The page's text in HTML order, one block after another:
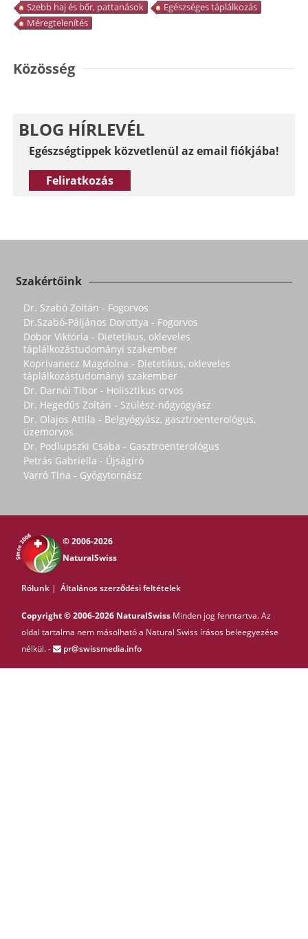
Szebb haj és bőr, pattanások
Egészséges táplálkozás
Méregtelenítés
Közösség
BLOG HÍRLEVÉL
Egészségtippek közvetlenül az email fiókjába!
Feliratkozás
Szakértőink
Dr. Szabó Zoltán - Fogorvos
Dr.Szabó-Páljános Dorottya - Fogorvos
Dobor Viktória - Dietetikus, okleveles
táplálkozástudományi szakember
Koprivanecz Magdolna - Dietetikus, okleveles
táplálkozástudományi szakember
Dr. Darnói Tibor - Holisztikus orvos
Dr. Hegedűs Zoltán - Szülész-nőgyógyász
Dr. Olajos Attila - Belgyógyász, gasztroenterológus,
üzemorvos
Dr. Podlupszki Csaba - Gasztroenterológus
Petrás Gabriella - Újságíró
Varró Tina - Gyógytornász
© 2006-2026
NaturalSwiss
Rólunk | Általános szerződési feltételek
Copyright © 2006-2026 NaturalSwiss Minden jog fenntartva. Az
oldal tartalma nem másolható a Natural Swiss írásos beleegyezése
nélkül. -
pr@swissmedia.info